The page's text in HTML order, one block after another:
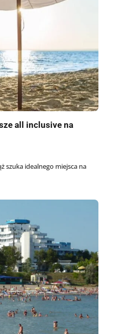
all inclusive na
szuka idealnego miejsca na